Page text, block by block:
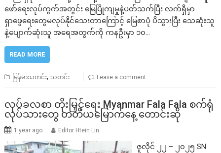
ဖော်ရေးလုပ်ကွက်အတွင်း မြေပြိုကျမှုနဲ့ပတ်သက်ပြီး လက်ရှိမှာ
ရှာဖွေရေးတွေမလုပ်နိုင်သေးတာကြောင့် မြေစာပုံ ပိသွားပြီး သေဆုံးသူ
နဲ့ပျောက်ဆုံးသူ အရေအတွက်ကို ကနဦးမှာ ၁၀…
READ MORE
မြန်မာသတင်း, သတင်း Leave a comment
လုပ်ခလစာ တိုးမြှင့်ရေး Myanmar Fala Fala စက်ရုံ
လုပ်သားတွေ တတိယမြောက်နေ့ တောင်းဆို
1 year ago Editor Htein Lin
ဇူလိုင် ၂၂ – ၂၀၂၅ SN